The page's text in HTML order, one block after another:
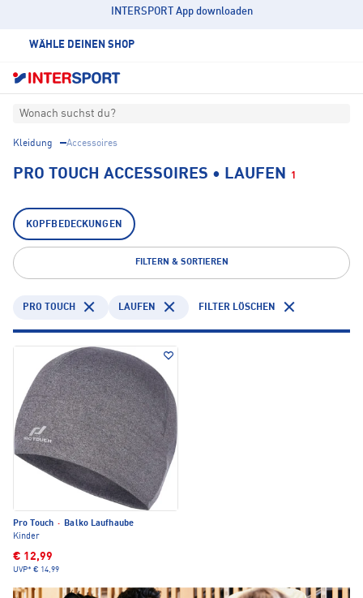
INTERSPORT App downloaden
WÄHLE DEINEN SHOP
Wonach suchst du?
Kleidung Accessoires
PRO TOUCH ACCESSOIRES • LAUFEN 1
KOPFBEDECKUNGEN
FILTERN & SORTIEREN
PRO TOUCH LAUFEN FILTER LÖSCHEN
Pro Touch ·
Balko Laufhaube
Kinder
€ 12,99
UVP* € 14,99